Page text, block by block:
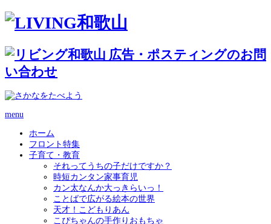
menu
ホーム
フロント特集
子育て・教育
それってうちの子だけですか？
時短カンタン家事育児
カン太なんか大っきらいっ！
ことばで広がる絵本の世界
天才！こどもりあん
こぴちゃんの手作りおもちゃ